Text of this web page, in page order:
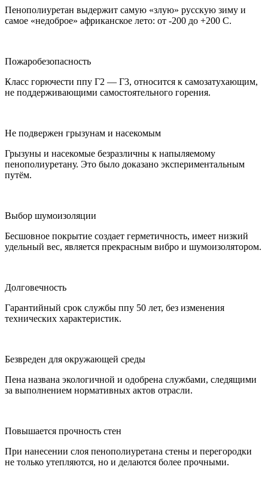
Пенополиуретан выдержит самую «злую» русскую зиму и
самое «недоброе» африканское лето: от -200 до +200 С.
Пожаробезопасность
Класс горючести ппу Г2 — Г3, относится к самозатухающим,
не поддерживающими самостоятельного горения.
Не подвержен грызунам и насекомым
Грызуны и насекомые безразличны к напыляемому
пенополиуретану. Это было доказано экспериментальным
путём.
Выбор шумоизоляции
Бесшовное покрытие создает герметичность, имеет низкий
удельный вес, является прекрасным вибро и шумоизолятором.
Долговечность
Гарантийный срок службы ппу 50 лет, без изменения
технических характеристик.
Безвреден для окружающей среды
Пена названа экологичной и одобрена службами, следящими
за выполнением нормативных актов отрасли.
Повышается прочность стен
При нанесении слоя пенополиуретана стены и перегородки
не только утепляются, но и делаются более прочными.